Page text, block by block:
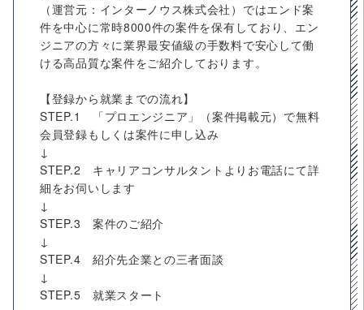
（運営元：インターノウス株式会社）ではエンド案
件を中心に常時8000件の案件を保有しており、エン
ジニアの方々に業界最安値級の手数料で安心して働
ける高品質な案件をご紹介しております。
【登録から就業までの流れ】
STEP.1 「プロエンジニア」（案件掲載元）で無料
会員登録もしくは案件に申し込み
↓
STEP.2 キャリアコンサルタントよりお電話にて詳
細をお伺いします
↓
STEP.3 案件のご紹介
↓
STEP.4 紹介先企業との三者面談
↓
STEP.5 就業スタート